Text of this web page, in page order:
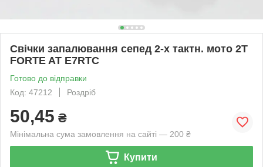
Свічки запалювання сепед 2-х тактн. мото 2Т
FORTE AT E7RTC
Готово до відправки
Код: 47212
Роздріб
50,45 ₴
Мінімальна сума замовлення на сайті — 200 ₴
Купити